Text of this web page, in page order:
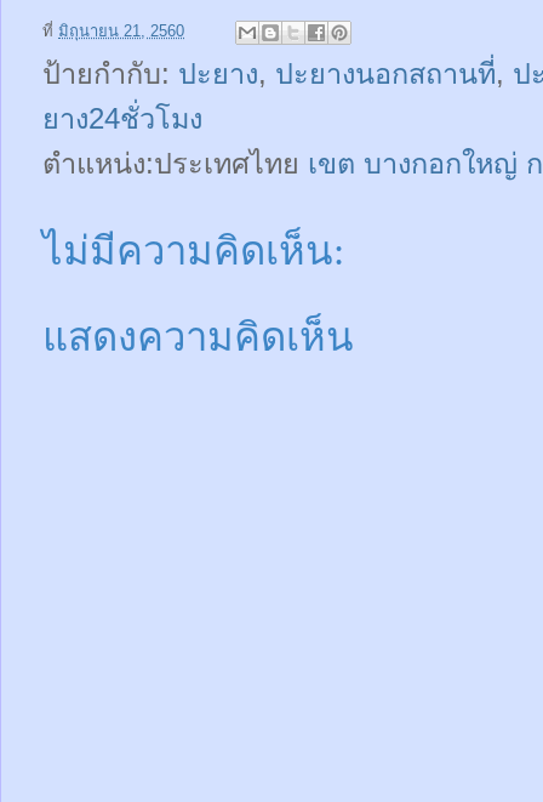
ที่ มิถุนายน 21, 2560
ป้ายกำกับ: ปะยาง, ปะยางนอกสถานที่, ป
ยาง24ชั่วโมง
ตำแหน่ง:ประเทศไทย เขต บางกอกใหญ่
ไม่มีความคิดเห็น:
แสดงความคิดเห็น